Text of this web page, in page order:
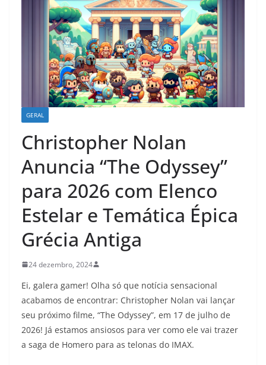
GERAL
Christopher Nolan
Anuncia “The Odyssey”
para 2026 com Elenco
Estelar e Temática Épica
Grécia Antiga
24 dezembro, 2024
Ei, galera gamer! Olha só que notícia sensacional
acabamos de encontrar: Christopher Nolan vai lançar
seu próximo filme, “The Odyssey”, em 17 de julho de
2026! Já estamos ansiosos para ver como ele vai trazer
a saga de Homero para as telonas do IMAX.